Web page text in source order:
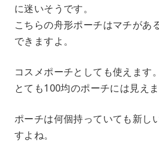
に迷いそうです。
こちらの舟形ポーチはマチがあ
できますよ。
コスメポーチとしても使えます。
とても100均のポーチには見えま
ポーチは何個持っていても新し
すよね。